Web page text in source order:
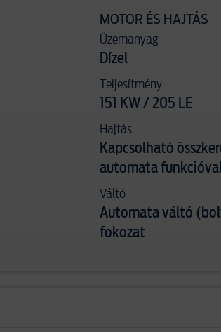
MOTOR ÉS HAJTÁS
Üzemanyag
Dízel
Teljesítmény
151 KW / 205 LE
Hajtás
Kapcsolható
automata
Váltó
Automata váltó
fokozat